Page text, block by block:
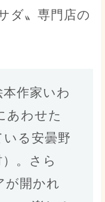
ダ〟専門店の
作家いわ
あわせた
る安曇野
。さら
が開かれ